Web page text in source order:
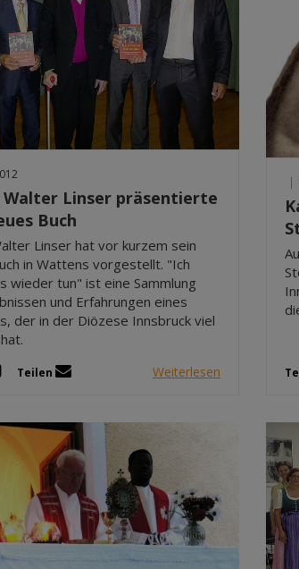
Linser präsentierte
Buch
Linser hat vor kurzem sein
in Wattens vorgestellt. "Ich
wieder tun" ist eine Sammlung
und Erfahrungen eines
der in der Diözese Innsbruck viel
Teilen Weiterlesen